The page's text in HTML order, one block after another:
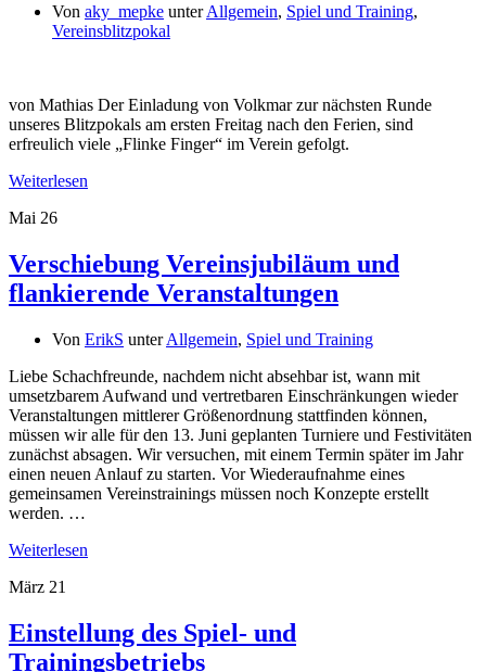
Von aky_mepke unterAllgemein, Spiel und Training,
Vereinsblitzpokal
von Mathias Der Einladung von Volkmar zur nächsten Runde
unseres Blitzpokals am ersten Freitag nach den Ferien, sind
erfreulich viele „Flinke Finger“ im Verein gefolgt.
Weiterlesen
Mai 26
Verschiebung Vereinsjubiläum und
flankierende Veranstaltungen
Von ErikS unterAllgemein, Spiel und Training
Liebe Schachfreunde, nachdem nicht absehbar ist, wann mit
umsetzbarem Aufwand und vertretbaren Einschränkungen wieder
Veranstaltungen mittlerer Größenordnung stattfinden können,
müssen wir alle für den 13. Juni geplanten Turniere und Festivitäten
zunächst absagen. Wir versuchen, mit einem Termin später im Jahr
einen neuen Anlauf zu starten. Vor Wiederaufnahme eines
gemeinsamen Vereinstrainings müssen noch Konzepte erstellt
werden. …
Weiterlesen
März 21
Einstellung des Spiel- und
Trainingsbetriebs